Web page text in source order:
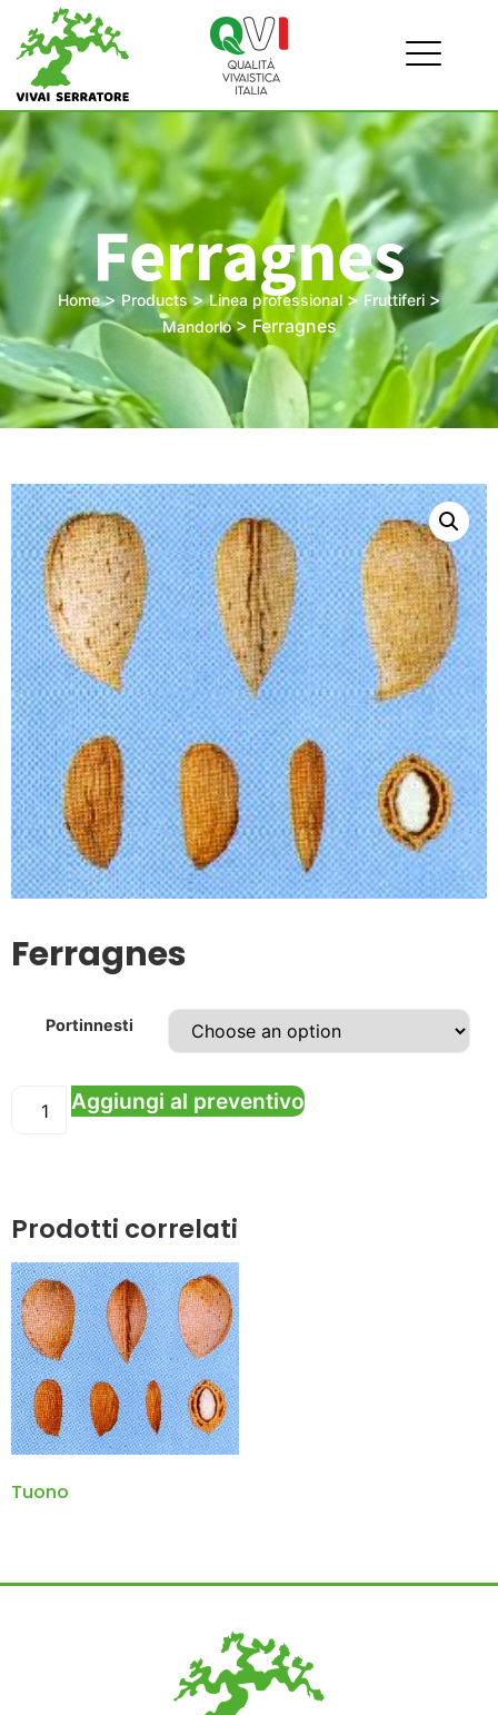
Ferragnes
Home> Products>Linea professional>Fruttiferi>
Mandorlo> Ferragnes
Ferragnes
Portinnesti
Aggiungi al preventivo
Prodotti correlati
Tuono